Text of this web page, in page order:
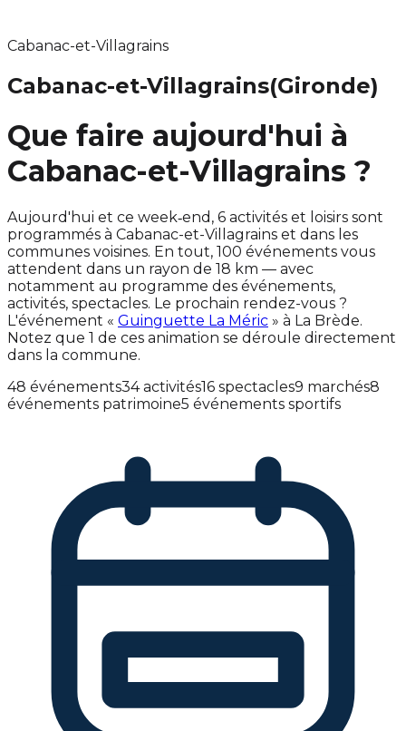
Cabanac-et-Villagrains
Cabanac-et-Villagrains(Gironde)
Que faire aujourd'hui à
Cabanac-et-Villagrains ?
Aujourd'hui et ce week‑end, 6 activités et loisirs sont
programmés à Cabanac-et-Villagrains et dans les
communes voisines. En tout, 100 événements vous
attendent dans un rayon de 18 km — avec
notamment au programme des événements,
activités, spectacles. Le prochain rendez-vous ?
L'événement « Guinguette La Méric » à La Brède.
Notez que 1 de ces animation se déroule directement
dans la commune.
48 événements34 activités16 spectacles9 marchés8
événements patrimoine5 événements sportifs